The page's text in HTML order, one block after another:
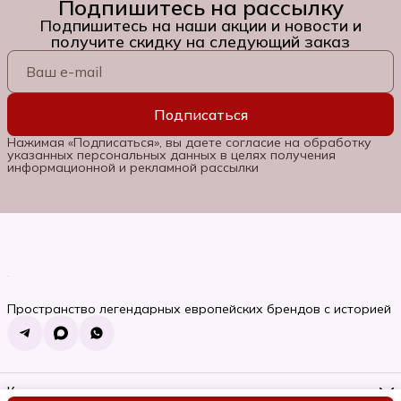
Подпишитесь на рассылку
Подпишитесь на наши акции и новости и
получите скидку на следующий заказ
Подписаться
Нажимая «Подписаться», вы даете согласие на обработку
указанных персональных данных в целях получения
информационной и рекламной рассылки
Пространство легендарных европейских брендов с историей
Контакты